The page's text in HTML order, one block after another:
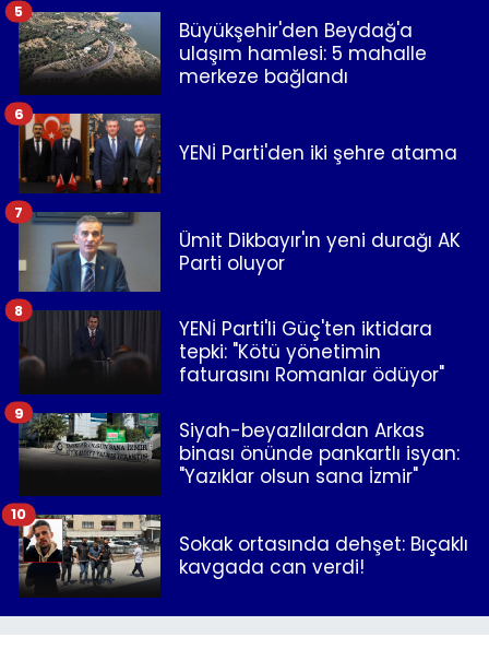
Büyükşehir'den Beydağ'a
ulaşım hamlesi: 5 mahalle
merkeze bağlandı
5
YENİ Parti'den iki şehre atama
6
Ümit Dikbayır'ın yeni durağı AK
Parti oluyor
7
YENİ Parti'li Güç'ten iktidara
tepki: "Kötü yönetimin
faturasını Romanlar ödüyor"
8
Siyah-beyazlılardan Arkas
binası önünde pankartlı isyan:
"Yazıklar olsun sana İzmir"
9
Sokak ortasında dehşet: Bıçaklı
kavgada can verdi!
10